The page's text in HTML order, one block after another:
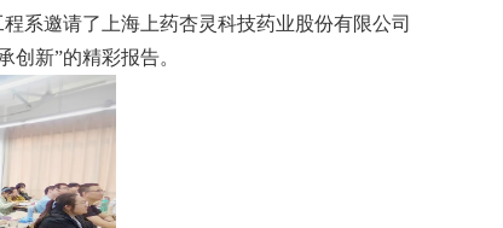
系邀请了上海上药杏灵科技药业股份有限公司
创新”的精彩报告。